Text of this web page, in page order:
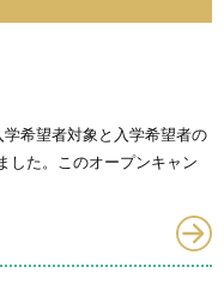
希望者対象と入学希望者の
した。このオープンキャン